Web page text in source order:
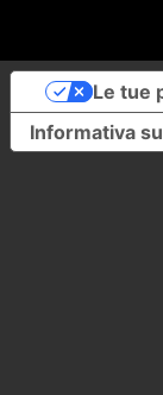
Informativa
Le tue